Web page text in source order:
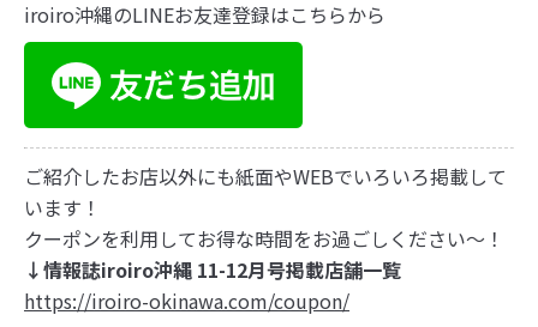
iroiro沖縄のLINEお友達登録はこちらから
ご紹介したお店以外にも紙面やWEBでいろいろ掲載して
います！
クーポンを利用してお得な時間をお過ごしください～！
↓情報誌iroiro沖縄 11-12月号掲載店舗一覧
https://iroiro-okinawa.com/coupon/